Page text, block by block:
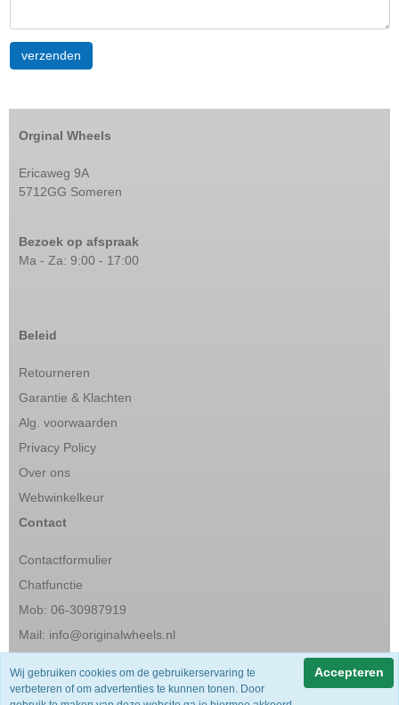
Orginal Wheels
Ericaweg 9A
5712GG Someren
Bezoek op afspraak
Ma - Za: 9:00 - 17:00
Beleid
Retourneren
Garantie & Klachten
Alg. voorwaarden
Privacy Policy
Over ons
Webwinkelkeur
Contact
Contactformulier
Chatfunctie
Mob: 06-30987919
Mail: info@originalwheels.nl
Snel & vertrouwd
Wij gebruiken cookies om de gebruikerservaring te
verbeteren of om advertenties te kunnen tonen. Door
Accepteren